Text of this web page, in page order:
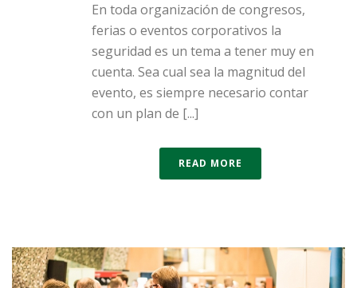
En toda organización de congresos,
ferias o eventos corporativos la
seguridad es un tema a tener muy en
cuenta. Sea cual sea la magnitud del
evento, es siempre necesario contar
con un plan de [...]
READ MORE